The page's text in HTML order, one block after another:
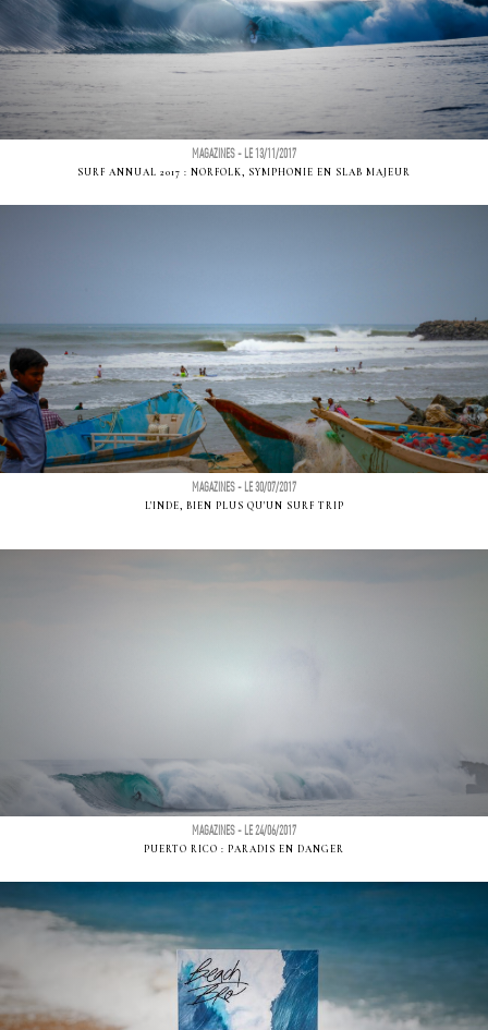
MAGAZINES - LE 13/11/2017
SURF ANNUAL 2017 : NORFOLK, SYMPHONIE EN SLAB MAJEUR
MAGAZINES - LE 30/07/2017
L'INDE, BIEN PLUS QU'UN SURF TRIP
MAGAZINES - LE 24/06/2017
PUERTO RICO : PARADIS EN DANGER